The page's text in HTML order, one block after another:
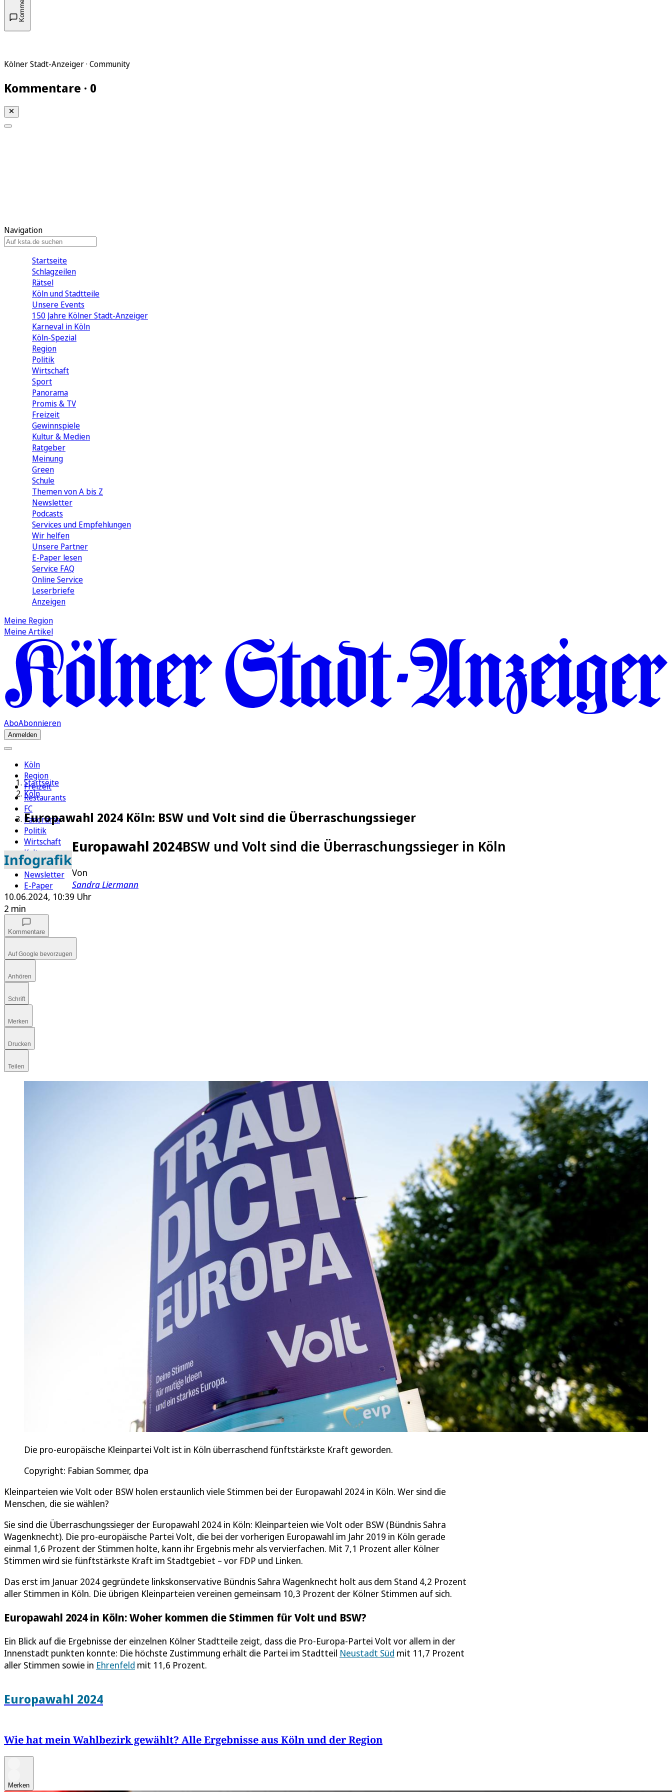
Kölner Stadt-Anzeiger · Community
Kommentare · 0
Navigation
Startseite
Schlagzeilen
Rätsel
Köln und Stadtteile
Unsere Events
150 Jahre Kölner Stadt-Anzeiger
Karneval in Köln
Köln-Spezial
Region
Politik
Wirtschaft
Sport
Panorama
Promis & TV
Freizeit
Gewinnspiele
Kultur & Medien
Ratgeber
Meinung
Green
Schule
Themen von A bis Z
Newsletter
Podcasts
Services und Empfehlungen
Wir helfen
Unsere Partner
E-Paper lesen
Service FAQ
Online Service
Leserbriefe
Anzeigen
Meine Region
Meine Artikel
AboAbonnieren
Anmelden
Köln
Region
Freizeit
Restaurants
FC
Panorama
Politik
Wirtschaft
Kultur
Rätsel
Newsletter
E-Paper
Startseite
Köln
Europawahl 2024 Köln: BSW und Volt sind die Überraschungssieger
Infografik
Europawahl 2024BSW und Volt sind die Überraschungssieger in Köln
Von
Sandra Liermann
10.06.2024, 10:39 Uhr
2 min
Kommentare
Auf Google bevorzugen
Anhören
Schrift
Merken
Drucken
Teilen
Die pro-europäische Kleinpartei Volt ist in Köln überraschend fünftstärkste Kraft geworden.
Copyright: Fabian Sommer, dpa
Kleinparteien wie Volt oder BSW holen erstaunlich viele Stimmen bei der Europawahl 2024 in Köln. Wer sind die
Menschen, die sie wählen?
Sie sind die Überraschungssieger der Europawahl 2024 in Köln: Kleinparteien wie Volt oder BSW (Bündnis Sahra
Wagenknecht). Die pro-europäische Partei Volt, die bei der vorherigen Europawahl im Jahr 2019 in Köln gerade
einmal 1,6 Prozent der Stimmen holte, kann ihr Ergebnis mehr als vervierfachen. Mit 7,1 Prozent aller Kölner
Stimmen wird sie fünftstärkste Kraft im Stadtgebiet – vor FDP und Linken.
Das erst im Januar 2024 gegründete linkskonservative Bündnis Sahra Wagenknecht holt aus dem Stand 4,2 Prozent
aller Stimmen in Köln. Die übrigen Kleinparteien vereinen gemeinsam 10,3 Prozent der Kölner Stimmen auf sich.
Europawahl 2024 in Köln: Woher kommen die Stimmen für Volt und BSW?
Ein Blick auf die Ergebnisse der einzelnen Kölner Stadtteile zeigt, dass die Pro-Europa-Partei Volt vor allem in der
Innenstadt punkten konnte: Die höchste Zustimmung erhält die Partei im Stadtteil Neustadt Süd mit 11,7 Prozent
aller Stimmen sowie in Ehrenfeld mit 11,6 Prozent.
Europawahl 2024
Wie hat mein Wahlbezirk gewählt? Alle Ergebnisse aus Köln und der Region
Merken